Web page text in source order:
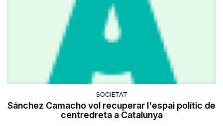
SOCIETAT
Sánchez Camacho vol recuperar l'espai polític de
centredreta a Catalunya